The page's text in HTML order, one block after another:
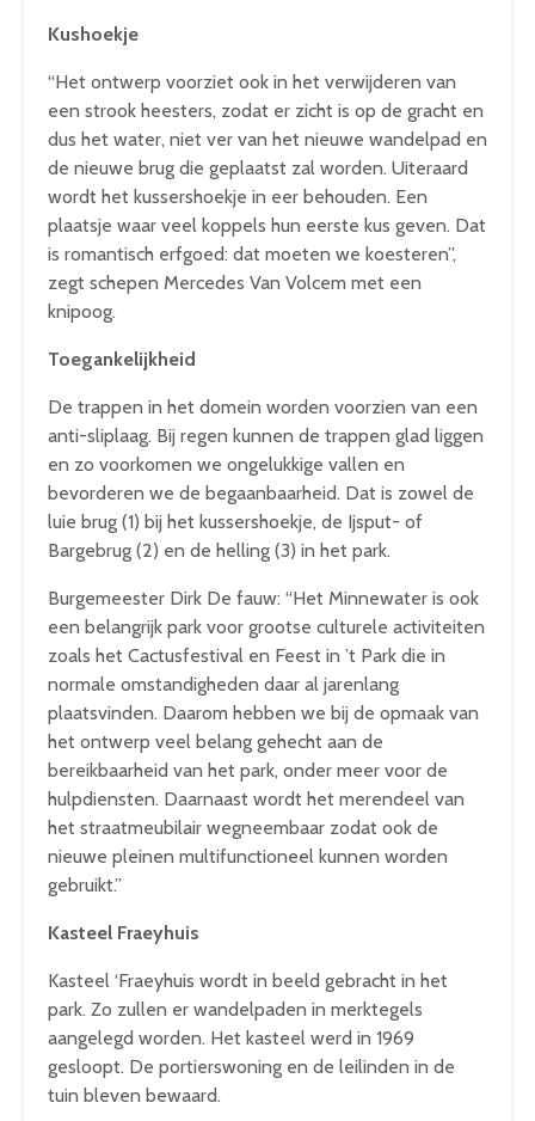
Kushoekje
“Het ontwerp voorziet ook in het verwijderen van
een strook heesters, zodat er zicht is op de gracht en
dus het water, niet ver van het nieuwe wandelpad en
de nieuwe brug die geplaatst zal worden. Uiteraard
wordt het kussershoekje in eer behouden. Een
plaatsje waar veel koppels hun eerste kus geven. Dat
is romantisch erfgoed: dat moeten we koesteren”,
zegt schepen Mercedes Van Volcem met een
knipoog.
Toegankelijkheid
De trappen in het domein worden voorzien van een
anti-sliplaag. Bij regen kunnen de trappen glad liggen
en zo voorkomen we ongelukkige vallen en
bevorderen we de begaanbaarheid. Dat is zowel de
luie brug (1) bij het kussershoekje, de Ijsput- of
Bargebrug (2) en de helling (3) in het park.
Burgemeester Dirk De fauw: “Het Minnewater is ook
een belangrijk park voor grootse culturele activiteiten
zoals het Cactusfestival en Feest in ’t Park die in
normale omstandigheden daar al jarenlang
plaatsvinden. Daarom hebben we bij de opmaak van
het ontwerp veel belang gehecht aan de
bereikbaarheid van het park, onder meer voor de
hulpdiensten. Daarnaast wordt het merendeel van
het straatmeubilair wegneembaar zodat ook de
nieuwe pleinen multifunctioneel kunnen worden
gebruikt.”
Kasteel Fraeyhuis
Kasteel ‘Fraeyhuis wordt in beeld gebracht in het
park. Zo zullen er wandelpaden in merktegels
aangelegd worden. Het kasteel werd in 1969
gesloopt. De portierswoning en de leilinden in de
tuin bleven bewaard.